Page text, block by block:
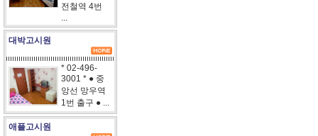
전철역 4번
...
대박고시원
* 02-496-
3001 * ● 중
앙선 망우역
1번 출구 ● ...
애플고시원